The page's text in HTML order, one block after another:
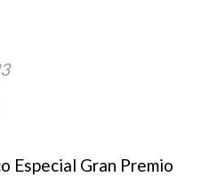
Especial Gran Premio